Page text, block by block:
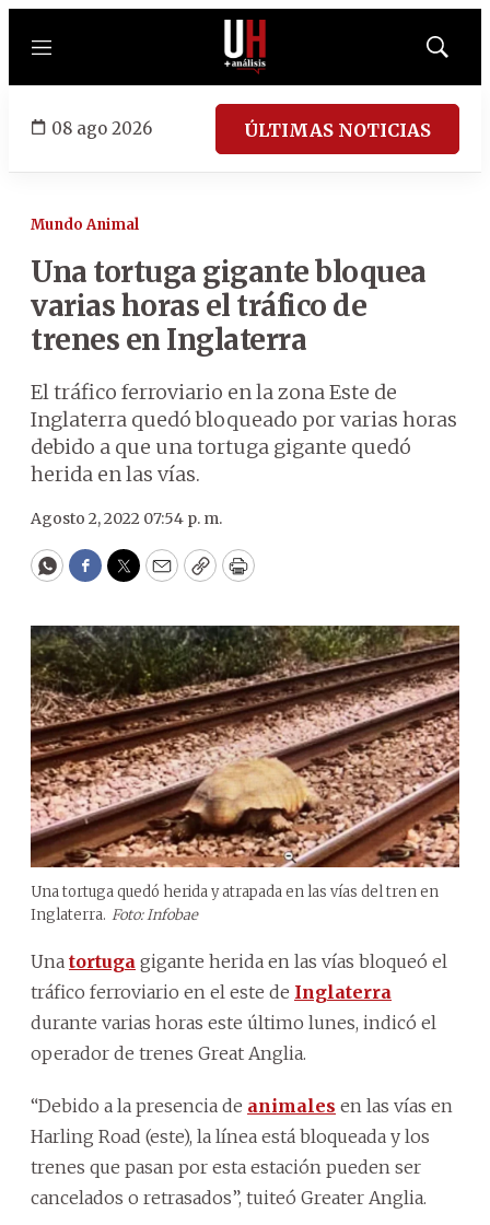
Menú
Mostrar
08 ago 2026 ÚLTIMAS NOTICIAS
Mundo Animal
Una tortuga gigante bloquea
varias horas el tráfico de
trenes en Inglaterra
El tráfico ferroviario en la zona Este de
Inglaterra quedó bloqueado por varias horas
debido a que una tortuga gigante quedó
herida en las vías.
Agosto 2, 2022 07:54 p. m.
WhatsApp
Facebook
Twitter
EmailCopyPrint
Una tortuga quedó herida y atrapada en las vías del tren en
Inglaterra. Foto: Infobae
Una tortuga gigante herida en las vías bloqueó el
tráfico ferroviario en el este de Inglaterra
durante varias horas este último lunes, indicó el
operador de trenes Great Anglia.
“Debido a la presencia de animales en las vías en
Harling Road (este), la línea está bloqueada y los
trenes que pasan por esta estación pueden ser
cancelados o retrasados”, tuiteó Greater Anglia.